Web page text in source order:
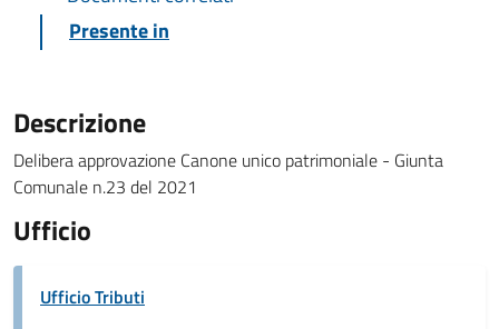
Presente in
Descrizione
Delibera approvazione Canone unico patrimoniale - Giunta
Comunale n.23 del 2021
Ufficio
Ufficio Tributi